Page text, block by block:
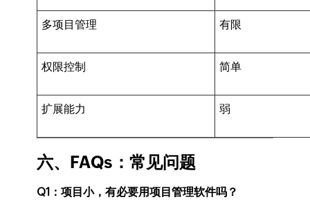
多项目管理 有限
权限控制 简单
扩展能力 弱
六、FAQs：常见问题
Q1：项目小，有必要用项目管理软件吗？